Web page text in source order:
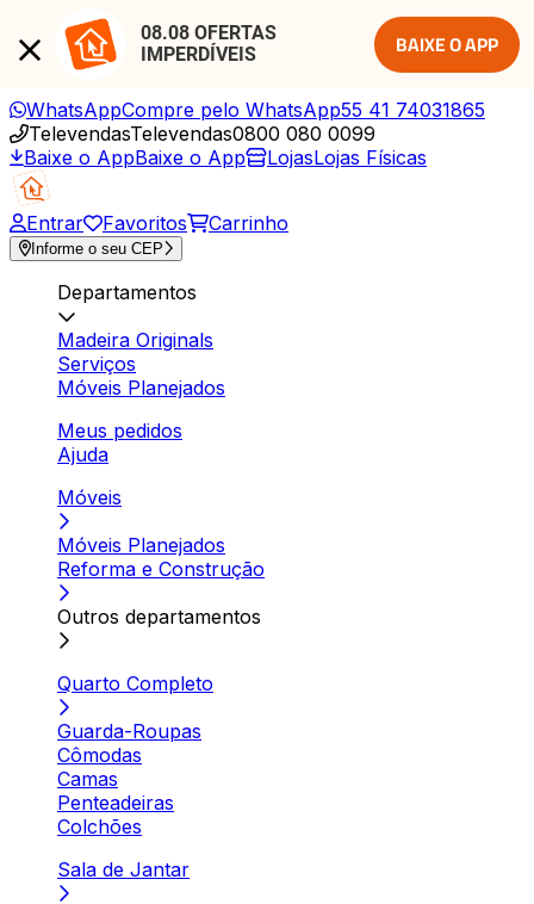
08.08 OFERTAS
IMPERDÍVEIS
BAIXE O APP
WhatsAppCompre pelo WhatsApp55 41 74031865
TelevendasTelevendas0800 080 0099
Baixe o AppBaixe o App LojasLojas Físicas
Entrar Favoritos Carrinho
Informe o seu CEP
Departamentos
Madeira Originals
Serviços
Móveis Planejados
Meus pedidos
Ajuda
Móveis
Móveis Planejados
Reforma e Construção
Outros departamentos
Quarto Completo
Guarda-Roupas
Cômodas
Camas
Penteadeiras
Colchões
Sala de Jantar